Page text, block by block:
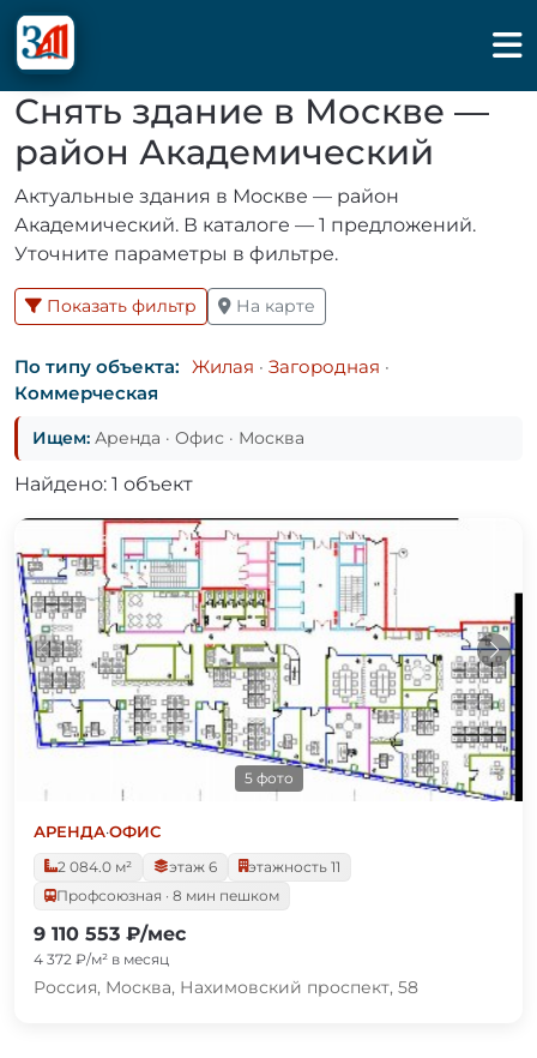
Снять здание в Москве —
район Академический
Актуальные здания в Москве — район
Академический. В каталоге — 1 предложений.
Уточните параметры в фильтре.
Показать фильтр На карте
По типу объекта: Жилая · Загородная ·
Коммерческая
Ищем: Аренда · Офис · Москва
Найдено: 1 объект
5 фото
АРЕНДА·ОФИС
2 084.0 м²
этаж 6
этажность 11
Профсоюзная · 8 мин пешком
9 110 553 ₽/мес
4 372 ₽/м² в месяц
Россия, Москва, Нахимовский проспект, 58